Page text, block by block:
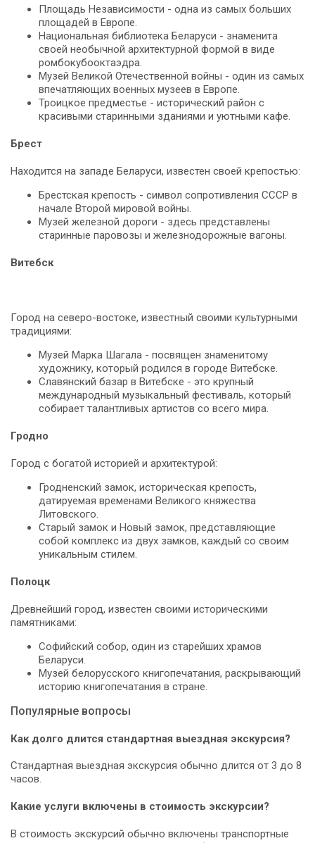
Площадь Независимости - одна из самых больших
площадей в Европе.
Национальная библиотека Беларуси - знаменита
своей необычной архитектурной формой в виде
ромбокубооктаэдра.
Музей Великой Отечественной войны - один из самых
впечатляющих военных музеев в Европе.
Троицкое предместье - исторический район с
красивыми старинными зданиями и уютными кафе.
Брест
Находится на западе Беларуси, известен своей крепостью:
Брестская крепость - символ сопротивления СССР в
начале Второй мировой войны.
Музей железной дороги - здесь представлены
старинные паровозы и железнодорожные вагоны.
Витебск
Город на северо-востоке, известный своими культурными
традициями:
Музей Марка Шагала - посвящен знаменитому
художнику, который родился в городе Витебске.
Славянский базар в Витебске - это крупный
международный музыкальный фестиваль, который
собирает талантливых артистов со всего мира.
Гродно
Город с богатой историей и архитектурой:
Гродненский замок, историческая крепость,
датируемая временами Великого княжества
Литовского.
Старый замок и Новый замок, представляющие
собой комплекс из двух замков, каждый со своим
уникальным стилем.
Полоцк
Древнейший город, известен своими историческими
памятниками:
Софийский собор, один из старейших храмов
Беларуси.
Музей белорусского книгопечатания, раскрывающий
историю книгопечатания в стране.
Популярные вопросы
Как долго длится стандартная выездная экскурсия?
Стандартная выездная экскурсия обычно длится от 3 до 8
часов.
Какие услуги включены в стоимость экскурсии?
В стоимость экскурсий обычно включены транспортные